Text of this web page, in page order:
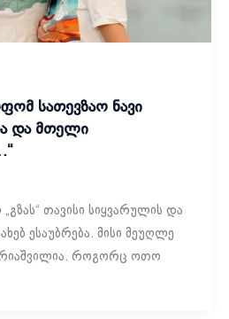
სათევზაო ნავი
და მთელი
თავისი სიყვარულის და
ესაუბრება. მისი მეუღლე
როგორც ოთო